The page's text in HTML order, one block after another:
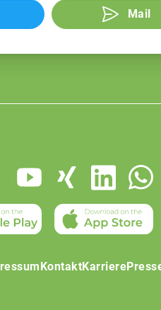
Mail
KontaktKarriere